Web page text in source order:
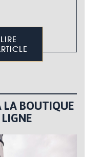
LIRE
LA BOUTIQUE